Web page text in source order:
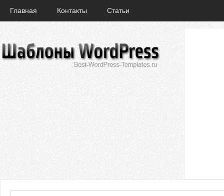
Главная Контакты Статьи